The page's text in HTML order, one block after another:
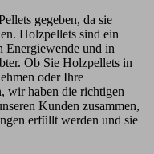
gegeben, da sie
Holzpellets sind ein
Energiewende und in
Ob Sie Holzpellets in
oder Ihre
wir haben die richtigen
Kunden zusammen,
erfüllt werden und sie